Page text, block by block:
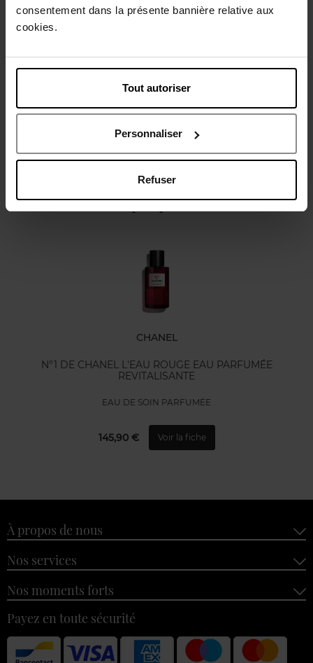
consentement dans la présente bannière relative aux
cookies.
Tout autoriser
Personnaliser
Refuser
Caractéristiques
Oublié quelque chose ?
CHANEL
N°1 DE CHANEL L'EAU ROUGE EAU PARFUMÉE
REVITALISANTE
EAU DE SOIN PARFUMÉE
145,90 € Voir la fiche
À propos de nous
Nos services
Nos moments forts
Payez en toute sécurité